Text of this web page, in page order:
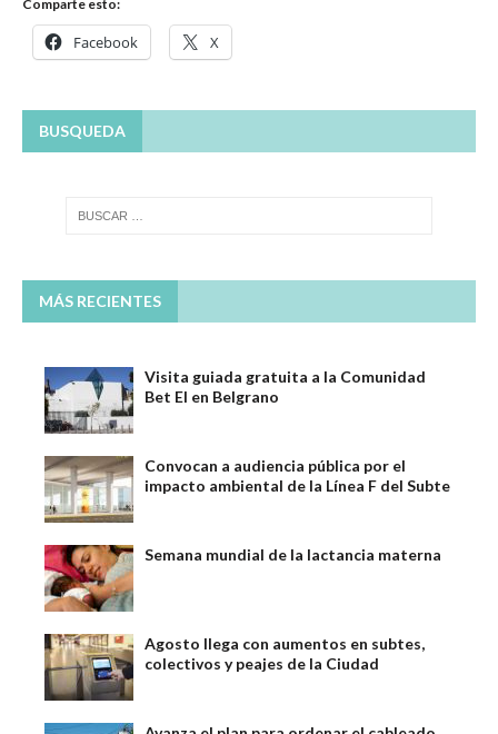
Comparte esto:
Facebook X
BUSQUEDA
MÁS RECIENTES
Visita guiada gratuita a la Comunidad
Bet El en Belgrano
Convocan a audiencia pública por el
impacto ambiental de la Línea F del Subte
Semana mundial de la lactancia materna
Agosto llega con aumentos en subtes,
colectivos y peajes de la Ciudad